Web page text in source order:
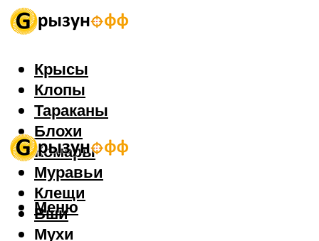
Крысы
Клопы
Тараканы
Блохи
Комары
Муравьи
Клещи
Вши
Мухи
Меню